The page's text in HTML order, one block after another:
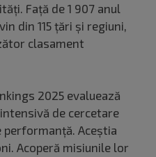
Faţă de 1 907 anul
din 115 ţări şi regiuni,
clasament
2025 evaluează
de cercetare
performanţă. Aceștia
Acoperă misiunile lor